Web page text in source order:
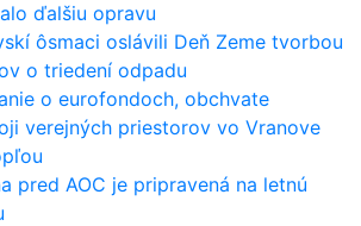
ďalšiu opravu
ôsmaci oslávili Deň Zeme tvorbou
o triedení odpadu
o eurofondoch, obchvate
verejných priestorov vo Vranove
pred AOC je pripravená na letnú